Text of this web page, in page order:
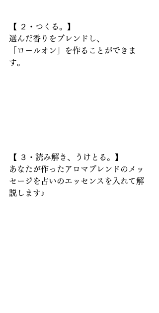
【 ２・つくる。】
選んだ香りをブレンドし、
「ロールオン」を作ることができま
す。
【 ３・読み解き、うけとる。】
あなたが作ったアロマブレンドのメッ
セージを占いのエッセンスを入れて解
説します♪